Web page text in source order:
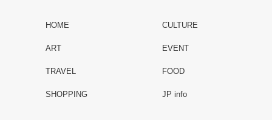
HOME CULTURE
ART EVENT
TRAVEL FOOD
SHOPPING JP info